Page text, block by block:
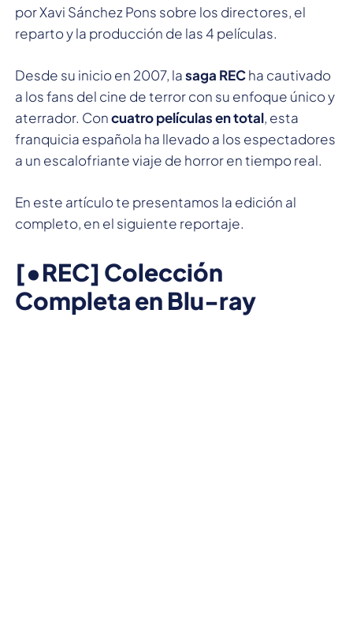
por Xavi Sánchez Pons sobre los directores, el
reparto y la producción de las 4 películas.
Desde su inicio en 2007, lasaga RECha cautivado
a los fans del cine de terror con su enfoque único y
aterrador. Concuatro películas en total, esta
franquicia española ha llevado a los espectadores
a un escalofriante viaje de horror en tiempo real.
En este artículo te presentamos la edición al
completo, en el siguiente reportaje.
[•REC] Colección
Completa en Blu-ray